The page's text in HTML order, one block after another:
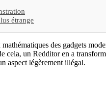
étrange
des gadgets
cela, un Redditor en a
aspect légèrement illégal.